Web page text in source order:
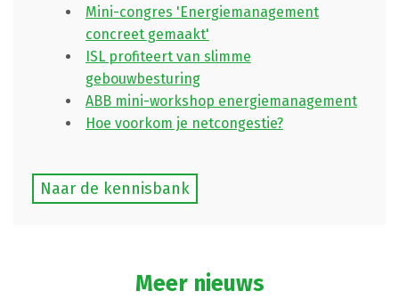
Mini-congres 'Energiemanagement
concreet gemaakt'
ISL profiteert van slimme
gebouwbesturing
ABB mini-workshop energiemanagement
Hoe voorkom je netcongestie?
Naar de kennisbank
Meer nieuws